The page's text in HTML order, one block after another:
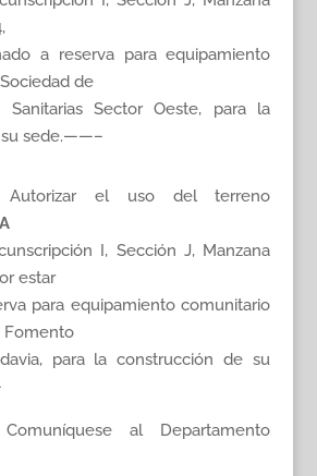
a reserva para equipamiento
de
Sanitarias Sector Oeste, para la
su sede.——–
Autorizar el uso del terreno
I, Sección J, Manzana
estar
para equipamiento comunitario
Fomento
para la construcción de su
Comuníquese al Departamento